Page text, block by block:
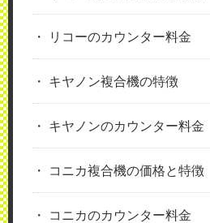
リコーのカウンター料金
キヤノン複合機の特徴
キヤノンのカウンター料金
コニカ複合機の価格と特徴
コニカのカウンター料金